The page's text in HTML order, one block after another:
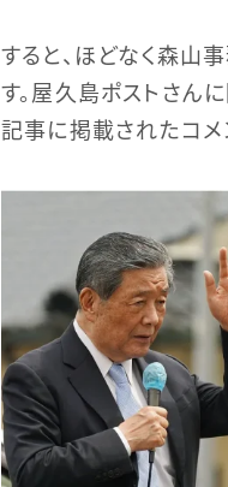
すると、ほどなく森山
す。屋久島ポストさん
記事に掲載されたコメ